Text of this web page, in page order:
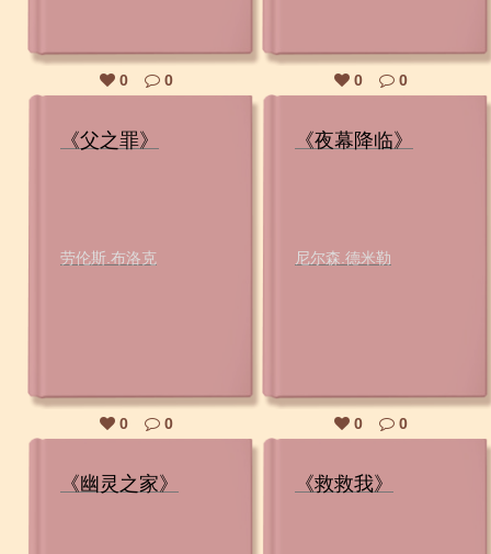
0 0 0 0
《父之罪》
劳伦斯.布洛克
0 0
《夜幕降临》
尼尔森.德米勒
0 0
《幽灵之家》 《救救我》